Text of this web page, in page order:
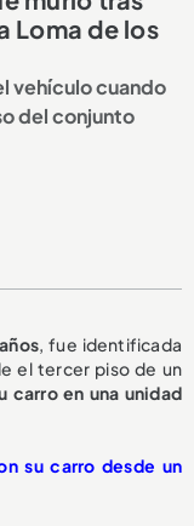
Loma de los
vehículo cuando
del conjunto
, fue identificada
el tercer piso de un
carro en una unidad
su carro desde un